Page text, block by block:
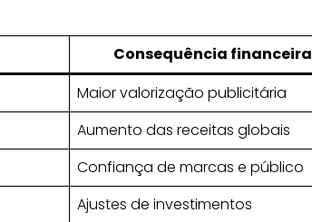
Consequência financeira
Maior valorização publicitária
Aumento das receitas globais
Confiança de marcas e público
Ajustes de investimentos